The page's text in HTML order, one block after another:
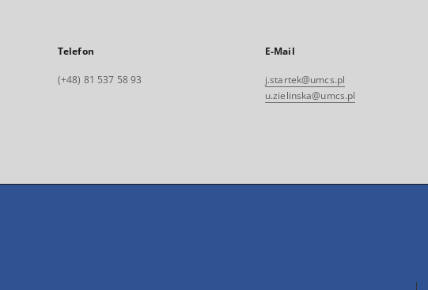
Telefon
(+48) 81 537 58 93
E-Mail
j.startek@umcs.pl
u.zielinska@umcs.pl